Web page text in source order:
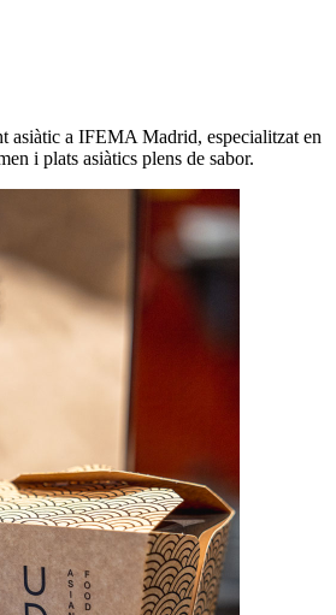
asiàtic a IFEMA Madrid, especialitzat en
i plats asiàtics plens de sabor.